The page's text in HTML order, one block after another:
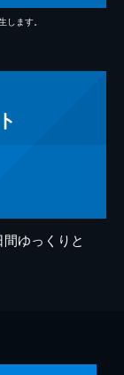
ます。
ゆっくりと